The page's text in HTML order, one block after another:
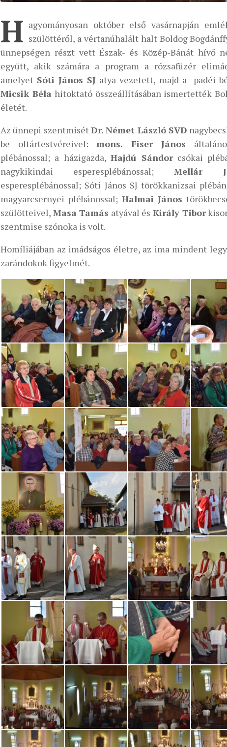
H agyományosan október első vasárnapján
szülöttéről, a vértanúhalált halt Boldog
ünnepségen részt vett Észak- és Közép-Bánát hívő
együtt, akik számára a program a rózsafüzér
amelyet Sóti János SJ atya vezetett, majd a padéi
Micsik Béla hitoktató összeállításában ismertették
életét.
Az ünnepi szentmisétDr. Német László SVD
be oltártestvéreivel:mons. Fiser János
plébánossal; a házigazda,Hajdú Sándorcsókai
nagykikindai esperesplébánossal; Mellár
esperesplébánossal; Sóti János SJ törökkanizsai
magyarcsernyei plébánossal; Halmai János
szülötteivel, Masa Tamás atyával ésKirály Tibor
szentmise szónoka is volt.
Homíliájában az imádságos életre, az ima mindent
zarándokok figyelmét.